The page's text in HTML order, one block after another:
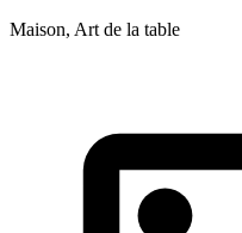
Maison, Art de la table